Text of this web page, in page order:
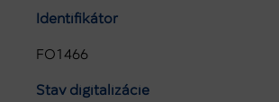
Identifikátor
FO1466
Stav digitalizácie